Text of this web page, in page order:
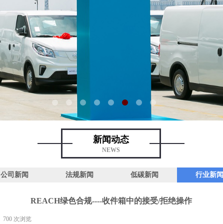
新闻动态
NEWS
公司新闻 法规新闻 低碳新闻 行业新闻
REACH绿色合规----收件箱中的接受/拒绝操作
700 次浏览